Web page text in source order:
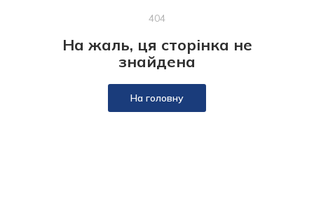
404
На жаль, ця сторінка не
знайдена
На головну